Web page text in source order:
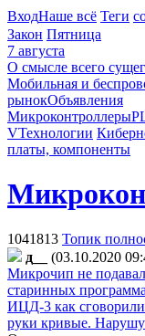
ВходНаше всё Теги
Закон Пятница
7 августа
О смысле всего
Мобильная и
рынокОбъявления
Микроконтроллеры
VТехнологии
платы, компоненты
1041813 Топик
д__
(03.10.2020
Микрочип не
старинных
ИЦД-3 как
руки кривые.